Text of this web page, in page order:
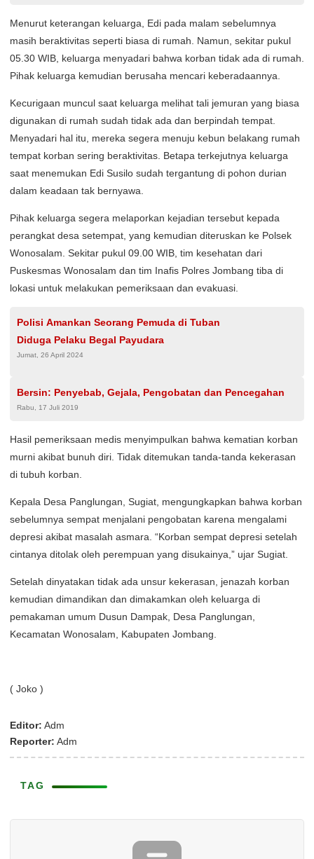
Menurut keterangan keluarga, Edi pada malam sebelumnya
masih beraktivitas seperti biasa di rumah. Namun, sekitar pukul
05.30 WIB, keluarga menyadari bahwa korban tidak ada di rumah.
Pihak keluarga kemudian berusaha mencari keberadaannya.
Kecurigaan muncul saat keluarga melihat tali jemuran yang biasa
digunakan di rumah sudah tidak ada dan berpindah tempat.
Menyadari hal itu, mereka segera menuju kebun belakang rumah
tempat korban sering beraktivitas. Betapa terkejutnya keluarga
saat menemukan Edi Susilo sudah tergantung di pohon durian
dalam keadaan tak bernyawa.
Pihak keluarga segera melaporkan kejadian tersebut kepada
perangkat desa setempat, yang kemudian diteruskan ke Polsek
Wonosalam. Sekitar pukul 09.00 WIB, tim kesehatan dari
Puskesmas Wonosalam dan tim Inafis Polres Jombang tiba di
lokasi untuk melakukan pemeriksaan dan evakuasi.
Polisi Amankan Seorang Pemuda di Tuban
Diduga Pelaku Begal Payudara
Jumat, 26 April 2024
Bersin: Penyebab, Gejala, Pengobatan dan Pencegahan
Rabu, 17 Juli 2019
Hasil pemeriksaan medis menyimpulkan bahwa kematian korban
murni akibat bunuh diri. Tidak ditemukan tanda-tanda kekerasan
di tubuh korban.
Kepala Desa Panglungan, Sugiat, mengungkapkan bahwa korban
sebelumnya sempat menjalani pengobatan karena mengalami
depresi akibat masalah asmara. “Korban sempat depresi setelah
cintanya ditolak oleh perempuan yang disukainya,” ujar Sugiat.
Setelah dinyatakan tidak ada unsur kekerasan, jenazah korban
kemudian dimandikan dan dimakamkan oleh keluarga di
pemakaman umum Dusun Dampak, Desa Panglungan,
Kecamatan Wonosalam, Kabupaten Jombang.
( Joko )
Editor: Adm
Reporter: Adm
TAG